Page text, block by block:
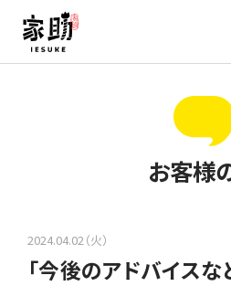
お客様
2024.04.02（火）
「今後のアドバイス